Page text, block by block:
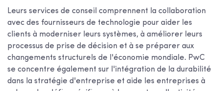
Leurs services de conseil comprennent la collaboration
avec des fournisseurs de technologie pour aider les
clients à moderniser leurs systèmes, à améliorer leurs
processus de prise de décision et à se préparer aux
changements structurels de l'économie mondiale. PwC
se concentre également sur l'intégration de la durabilité
dans la stratégie d'entreprise et aide les entreprises à